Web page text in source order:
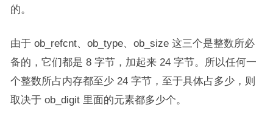
的。
由于 ob_refcnt、ob_type、ob_size 这三个是整数所必
备的，它们都是 8 字节，加起来 24 字节。所以任何一
个整数所占内存都至少 24 字节，至于具体占多少，则
取决于 ob_digit 里面的元素都多少个。